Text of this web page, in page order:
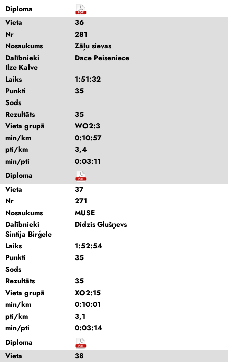
Diploma
Vieta
36
Nr
281
Nosaukums
Zāļu sievas
Dalībnieki
Dace Peiseniece
Ilze Kalve
Laiks
1:51:32
Punkti
35
Sods
Rezultāts
35
Vieta grupā
WO2:3
min/km
0:10:57
pti/km
3,4
min/pti
0:03:11
Diploma
Vieta
37
Nr
271
Nosaukums
MUSE
Dalībnieki
Didzis Glušņevs
Sintija Birģele
Laiks
1:52:54
Punkti
35
Sods
Rezultāts
35
Vieta grupā
XO2:15
min/km
0:10:01
pti/km
3,1
min/pti
0:03:14
Diploma
Vieta
38